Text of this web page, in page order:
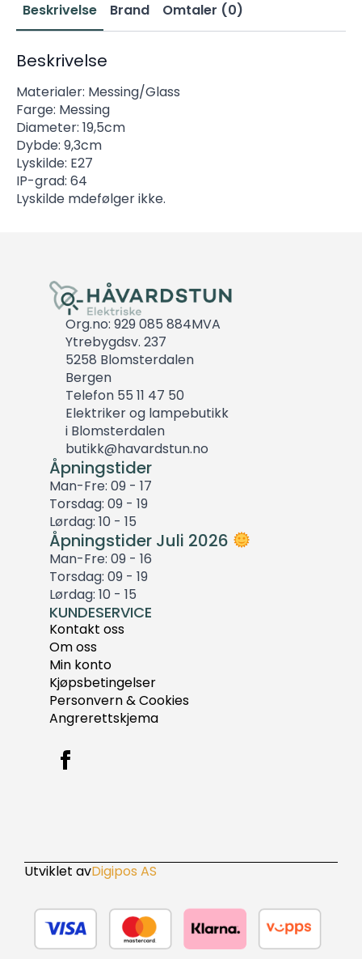
Beskrivelse Brand Omtaler (0)
Beskrivelse
Materialer: Messing/Glass
Farge: Messing
Diameter: 19,5cm
Dybde: 9,3cm
Lyskilde: E27
IP-grad: 64
Lyskilde mdefølger ikke.
Org.no: 929 085 884MVA
Ytrebygdsv. 237
5258 Blomsterdalen
Bergen
Telefon 55 11 47 50
Elektriker og lampebutikk
i Blomsterdalen
butikk@havardstun.no
Åpningstider
Man-Fre: 09 - 17
Torsdag: 09 - 19
Lørdag: 10 - 15
Åpningstider Juli 2026
Man-Fre: 09 - 16
Torsdag: 09 - 19
Lørdag: 10 - 15
KUNDESERVICE
Kontakt oss
Om oss
Min konto
Kjøpsbetingelser
Personvern & Cookies
Angrerettskjema
Utviklet avDigipos AS